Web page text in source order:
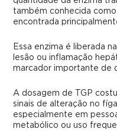
também conhecida
encontrada
Essa enzima é liberada
lesão ou inflamação
marcador importante de
A dosagem de TGP
sinais de alteração no
especialmente em
metabólico ou uso